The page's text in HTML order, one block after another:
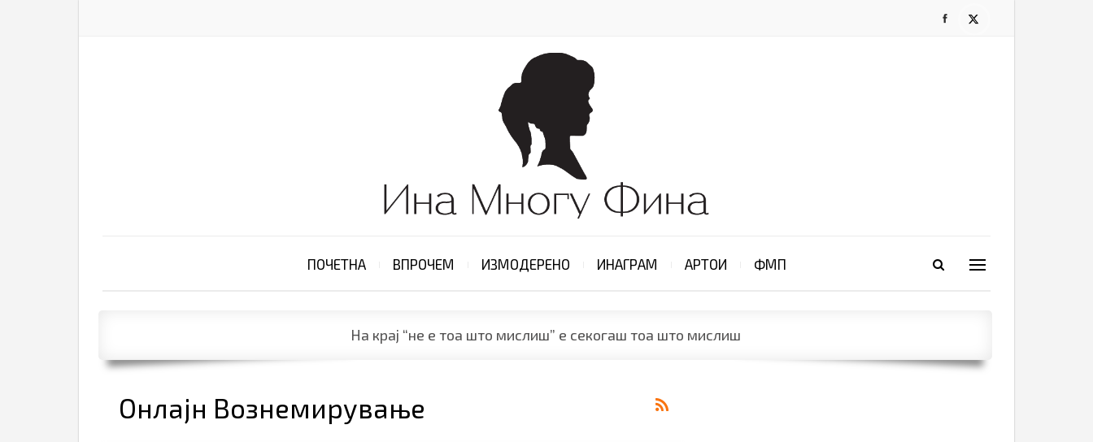
ПОЧЕТНА ВПРОЧЕМ ИЗМОДЕРЕНО ИНАГРАМ АРТОИ ФМП
На крај “не е тоа што мислиш” е секогаш тоа што мислиш
Онлајн Вознемирување